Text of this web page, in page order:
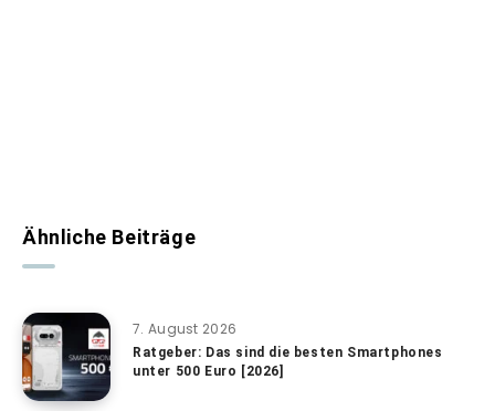
Ähnliche Beiträge
7. August 2026
Ratgeber: Das sind die besten Smartphones
unter 500 Euro [2026]